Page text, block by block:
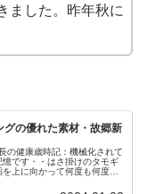
ました。昨年秋に
の優れた素材・故郷新
の健康歳時記：機械化されて
です・・はさ掛けのタモギ
上に向かって何度も何度も